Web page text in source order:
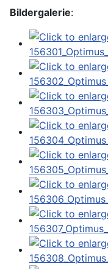
Bildergalerie: